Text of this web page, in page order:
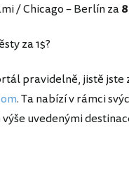
/ Chicago – Berlín za
za 1$?
pravidelně, jistě
. Ta nabízí v rámci
uvedenými